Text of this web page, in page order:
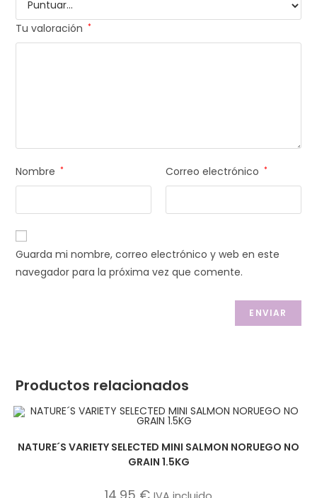
Tu valoración *
Nombre * Correo electrónico *
Guarda mi nombre, correo electrónico y web en este
navegador para la próxima vez que comente.
Productos relacionados
NATURE´S VARIETY SELECTED MINI SALMON NORUEGO NO
GRAIN 1.5KG